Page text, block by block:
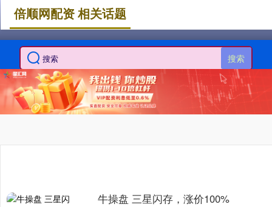
搜索
倍顺网配资 相关话题
牛操盘 三星闪存，涨价100%